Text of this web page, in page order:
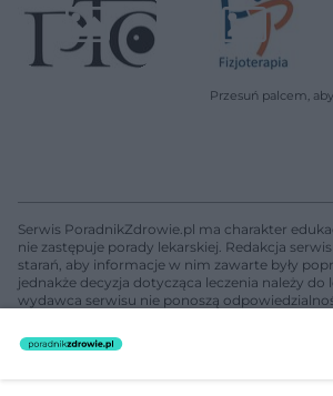
Serwis PoradnikZdrowie.pl ma charakter
nie zastępuje porady lekarskiej. Redakcja
starań, aby informacje w nim zawarte były
jednakże decyzja dotycząca leczenia należy do
wydawca serwisu nie ponoszą
nie prowadzi działalności leczniczej polegającej
świadczeń zdrowotnych w rozumieniu art. 3 ust